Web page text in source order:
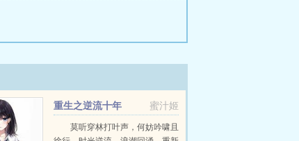
蜜汁姬
重生之逆流十年
莫听穿林打叶声，何妨吟啸且